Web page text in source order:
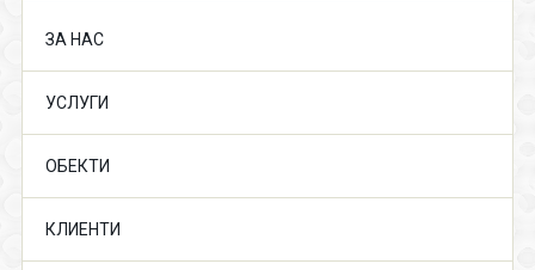
ЗА НАС
УСЛУГИ
ОБЕКТИ
КЛИЕНТИ